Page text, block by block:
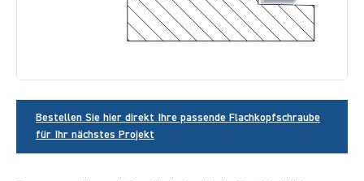
Bestellen Sie hier direkt Ihre passende Flachkopfschraube
für Ihr nächstes Projekt